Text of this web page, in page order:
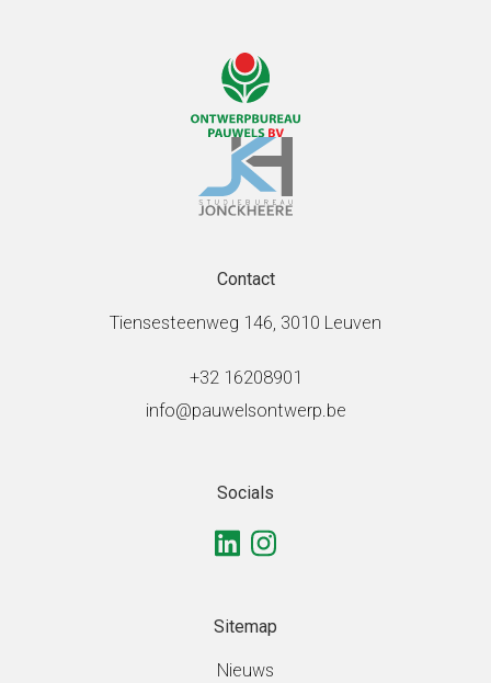
Contact
Tiensesteenweg 146, 3010 Leuven
+32 16208901
info@pauwelsontwerp.be
Socials
Sitemap
Nieuws